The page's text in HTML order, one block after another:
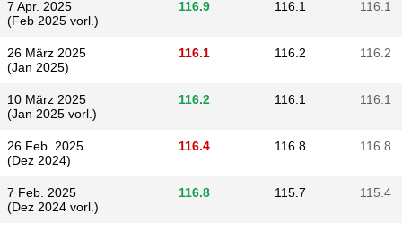
7 Apr. 2025
(Feb 2025 vorl.)
116.9 116.1 116.1
26 März 2025
(Jan 2025)
116.1 116.2 116.2
10 März 2025
(Jan 2025 vorl.)
116.2 116.1 116.1
26 Feb. 2025
(Dez 2024)
116.4 116.8 116.8
7 Feb. 2025
(Dez 2024 vorl.)
116.8 115.7 115.4